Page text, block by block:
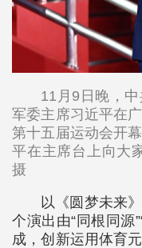
11月9日晚，
军委主席习近平在
第十五届运动会开
平在主席台上向大
摄
以《圆梦未来
个演出由“同根同源
成，创新运用体育